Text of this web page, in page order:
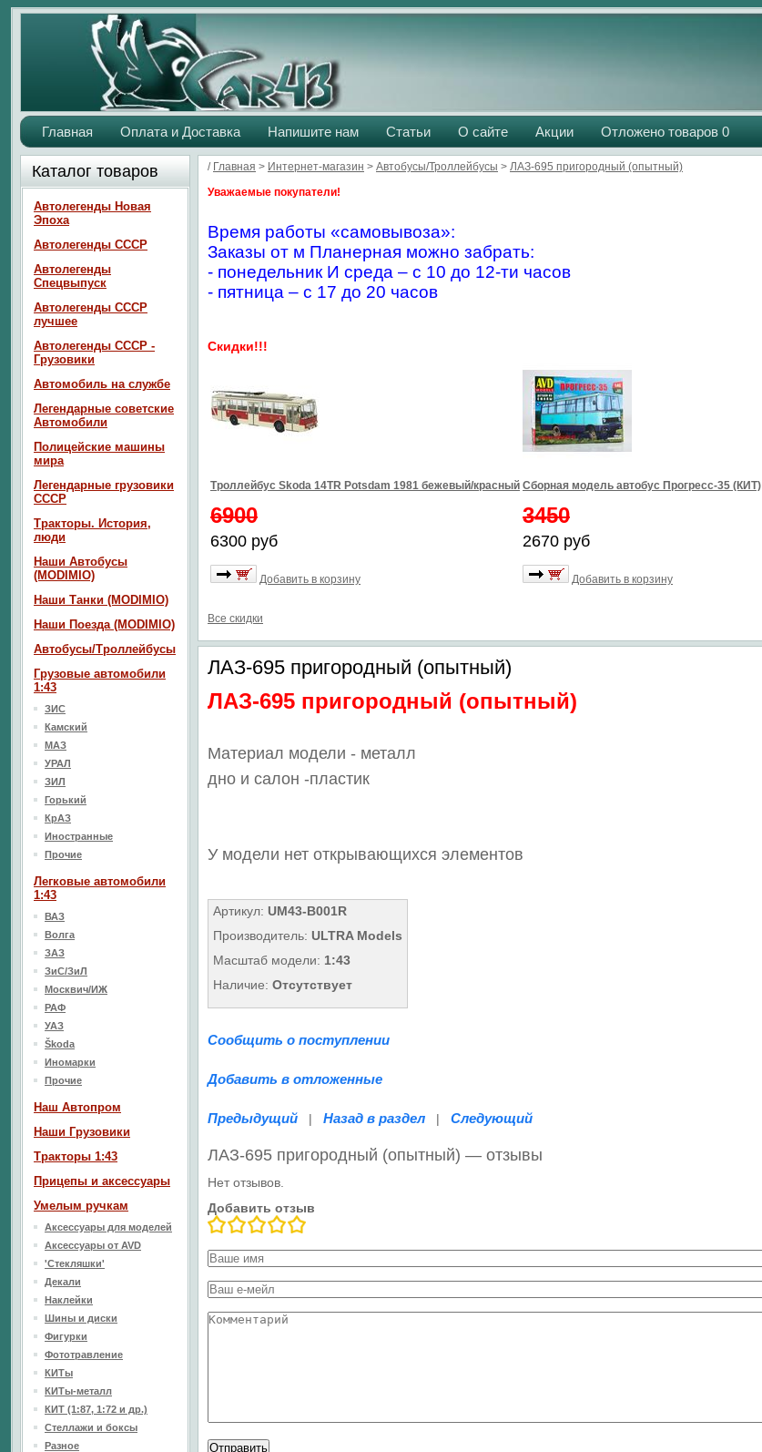
Главная Оплата и Доставка Напишите нам Статьи О сайте Акции Отложено товаров 0
/ Главная > Интернет-магазин > Автобусы/Троллейбусы > ЛАЗ-695 пригородный (опытный)
Уважаемые покупатели!
Время работы «самовывоза»:
Заказы от м Планерная можно забрать:
- понедельник И среда – с 10 до 12-ти часов
- пятница – с 17 до 20 часов
Скидки!!!
Троллейбус Skoda 14TR Potsdam 1981 бежевый/красный
6900
6300 руб
Добавить в корзину
Сборная модель автобус Прогресс-35 (КИТ)
3450
2670 руб
Добавить в корзину
Все скидки
ЛАЗ-695 пригородный (опытный)
ЛАЗ-695 пригородный (опытный)
Материал модели - металл
дно и салон -пластик
У модели нет открывающихся элементов
Артикул: UM43-B001R
Производитель: ULTRA Models
Масштаб модели: 1:43
Наличие: Отсутствует
Сообщить о поступлении
Добавить в отложенные
Предыдущий | Назад в раздел | Следующий
ЛАЗ-695 пригородный (опытный) — отзывы
Нет отзывов.
Добавить отзыв
Каталог товаров
Автолегенды Новая
Эпоха
Автолегенды СССР
Автолегенды
Спецвыпуск
Автолегенды СССР
лучшее
Автолегенды СССР -
Грузовики
Автомобиль на службе
Легендарные советские
Автомобили
Полицейские машины
мира
Легендарные грузовики
СССР
Тракторы. История,
люди
Наши Автобусы
(MODIMIO)
Наши Танки (MODIMIO)
Наши Поезда (MODIMIO)
Автобусы/Троллейбусы
Грузовые автомобили
1:43
ЗИС
Камский
МАЗ
УРАЛ
ЗИЛ
Горький
КрАЗ
Иностранные
Прочие
Легковые автомобили
1:43
ВАЗ
Волга
ЗАЗ
ЗиС/ЗиЛ
Москвич/ИЖ
РАФ
УАЗ
Škoda
Иномарки
Прочие
Наш Aвтопром
Наши Грузовики
Тракторы 1:43
Прицепы и аксессуары
Умелым ручкам
Аксессуары для моделей
Аксессуары от AVD
'Стекляшки'
Декали
Наклейки
Шины и диски
Фигурки
Фототравление
КИТы
КИТы-металл
КИТ (1:87, 1:72 и др.)
Стеллажи и боксы
Разное